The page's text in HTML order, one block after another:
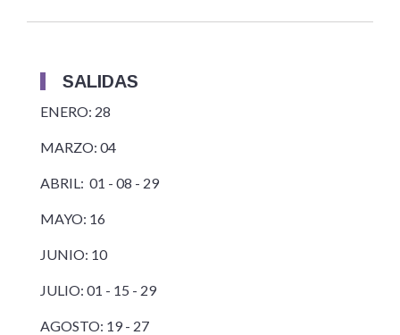
SALIDAS
ENERO: 28
MARZO: 04
ABRIL: 01 - 08 - 29
MAYO: 16
JUNIO: 10
JULIO: 01 - 15 - 29
AGOSTO: 19 - 27